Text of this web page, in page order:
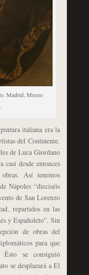
Madrid, Museo
italiana era la
del Continente.
de Luca Giordano
casi desde entonces
Así tenemos
Nápoles “dieciséis
de San Lorenzo
repartidos en las
y Españoleto”. Sin
de obras del
para que
se consiguió
se desplazará a El